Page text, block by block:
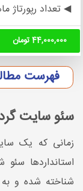
◀ تعداد رپورتاژ
44,000,000 تومان
فهرست
سئو سایت
زمانی که یک
استانداردها
شناخته شده و